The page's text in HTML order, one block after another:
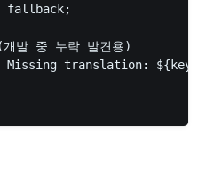
fallback;
발 중 누락 발견용)
Missing translation: